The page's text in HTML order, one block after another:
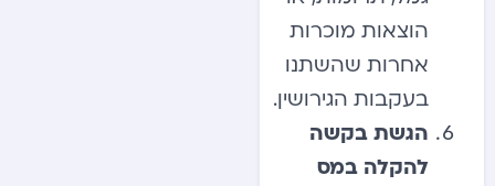
הוצאות מוכרות
אחרות שהשתנו
בעקבות הגירושין.
הגשת בקשה
להקלה במס